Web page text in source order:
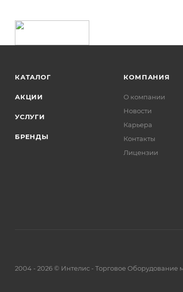
КАТАЛОГ
АКЦИИ
УСЛУГИ
БРЕНДЫ
КОМПАНИЯ
О компании
Новости
Карьера
Контакты
Лицензии
2004 - 2026 © Интелис - Торговое Оборудование